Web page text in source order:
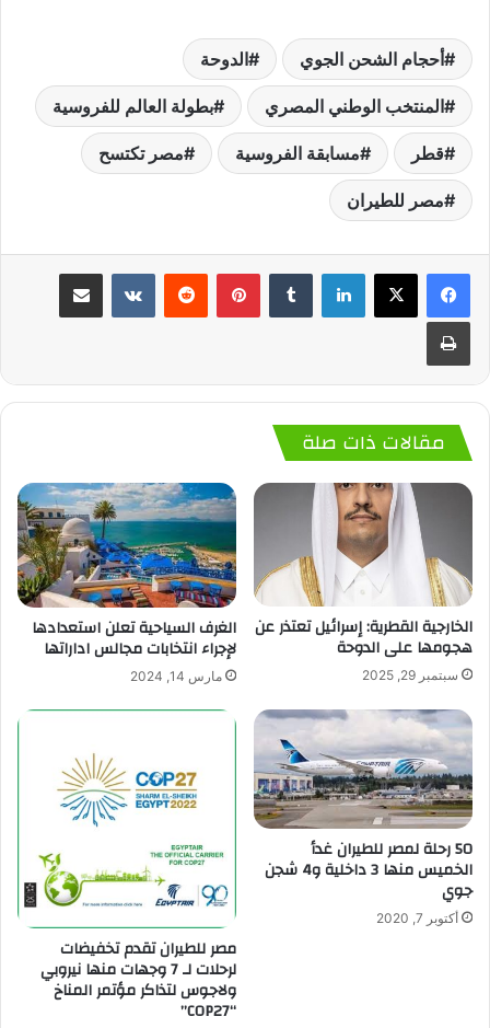
أحجام الشحن الجوي الدوحة
المنتخب الوطني المصري بطولة العالم للفروسية
قطر مسابقة الفروسية مصر تكتسح
مصر للطيران
لينكدإن بينتيريست
مقالات ذات صلة
الخارجية القطرية: إسرائيل تعتذر عن
هجومها على الدوحة
سبتمبر 29, 2025
الغرف السياحية تعلن استعدادها
لإجراء انتخابات مجالس اداراتها
مارس 14, 2024
50 رحلة لمصر للطيران غدأ
الخميس منها 3 داخلية و4 شجن
جوي
أكتوبر 7, 2020
مصر للطيران تقدم تخفيضات
لرحلات لـ 7 وجهات منها نيروبي
ولاجوس لتذاكر مؤتمر المناخ
“COP27”